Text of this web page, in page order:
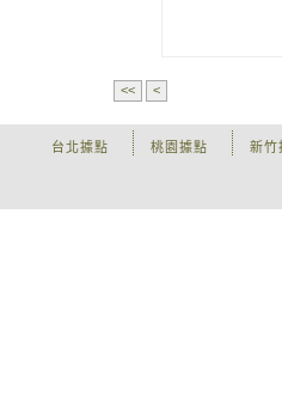
<< <
新竹
桃園據點
台北據點